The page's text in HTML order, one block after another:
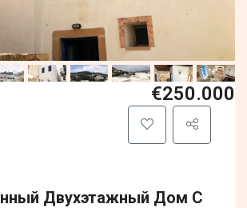
Двухэтажный Дом С
€250.000